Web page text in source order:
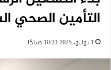
التأمين الصحي
1 يوليو، 2025 10:23 صباحًا